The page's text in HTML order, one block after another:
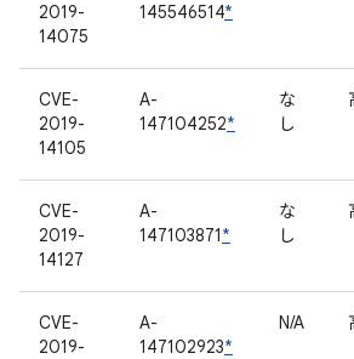
2019-
14075
145546514*
CVE-
2019-
14105
A-
147104252*
な
し
CVE-
2019-
14127
A-
147103871*
な
し
CVE-
2019-
A-
147102923*
N/A